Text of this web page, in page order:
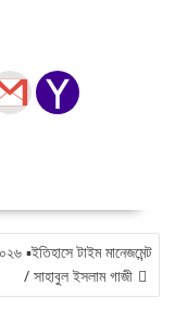
▪️ইতিহাসে টাইম মানেজমেন্ট
/ সাহাবুল ইসলাম গাজী